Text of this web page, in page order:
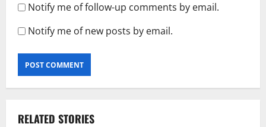
Notify me of follow-up comments by email.
Notify me of new posts by email.
RELATED STORIES